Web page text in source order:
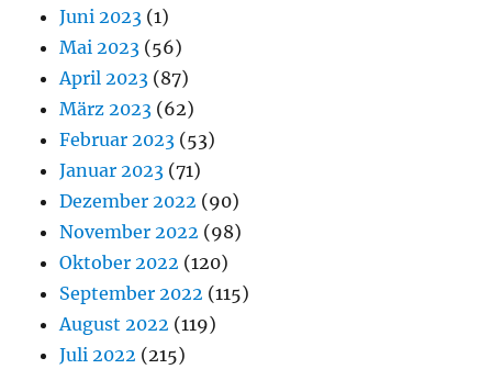
Juni 2023 (1)
Mai 2023 (56)
April 2023 (87)
März 2023 (62)
Februar 2023 (53)
Januar 2023 (71)
Dezember 2022 (90)
November 2022 (98)
Oktober 2022 (120)
September 2022 (115)
August 2022 (119)
Juli 2022 (215)